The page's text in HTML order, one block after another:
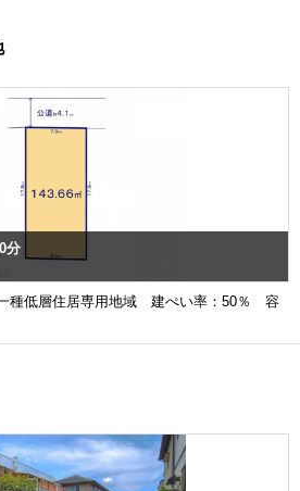
分
種低層住居専用地域 建ぺい率：50％ 容